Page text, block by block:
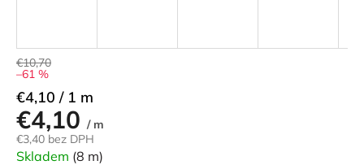
€10,70
–61 %
€4,10 / m
€3,40 bez DPH
Jednotková
cena:
€4,10 / 1 m
Skladem (8 m)